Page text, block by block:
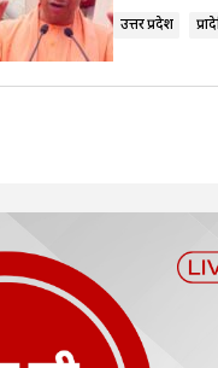
Comment*
Submit Comment
उत्तर प्रदेश